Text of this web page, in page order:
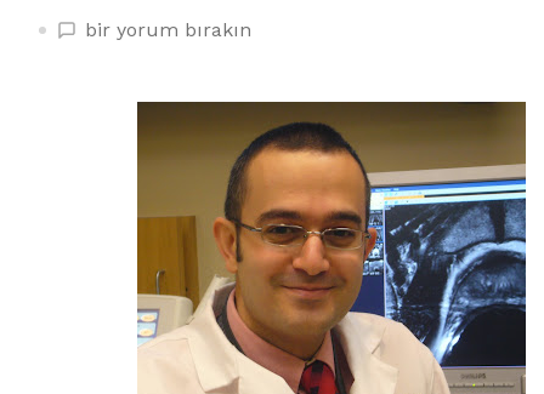
NATİONAL
GÖRÜNTÜLEMESİ
FOKAL
TEDAVİLER
bir yorum bırakın